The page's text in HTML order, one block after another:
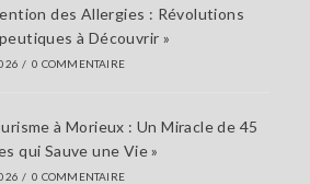
des Allergies : Révolutions
à Découvrir »
/ 0 COMMENTAIRE
à Morieux : Un Miracle de 45
qui Sauve une Vie »
/ 0 COMMENTAIRE